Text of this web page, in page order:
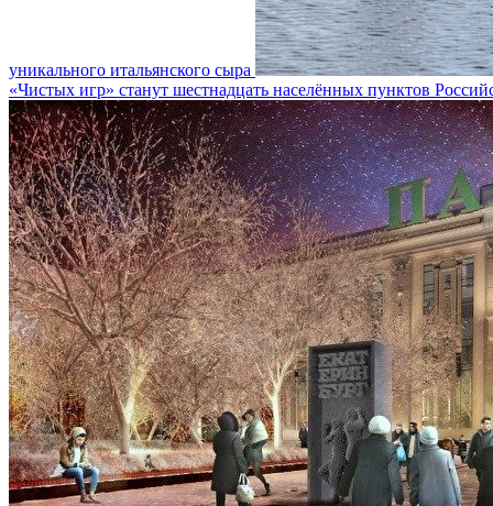
уникального итальянского сыра
«Чистых игр» станут шестнадцать населённых пунктов